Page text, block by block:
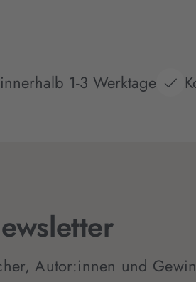
1-3 Werktage
Autor:innen und